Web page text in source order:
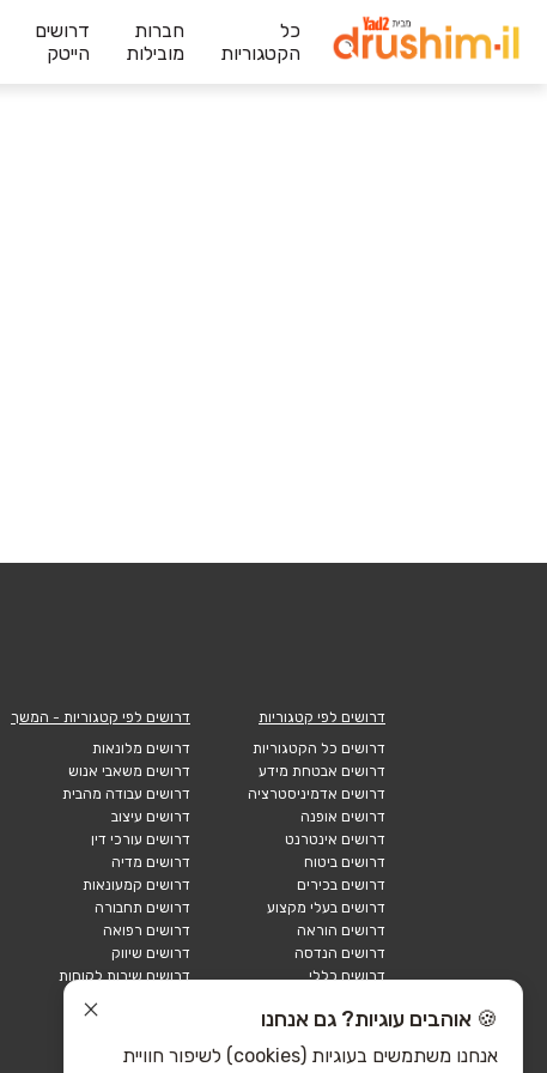
כל
הקטגוריות
חברות
מובילות
דרושים
הייטק
דרושים לפי קטגוריות
דרושים כל הקטגוריות
דרושים אבטחת מידע
דרושים אדמיניסטרציה
דרושים אופנה
דרושים אינטרנט
דרושים ביטוח
דרושים בכירים
דרושים בעלי מקצוע
דרושים הוראה
דרושים הנדסה
דרושים כללי
דרושים לוגיסטיקה
דרושים ביוטק
דרושים מכירות
דרושים לפי קטגוריות - המשך
דרושים מלונאות
דרושים משאבי אנוש
דרושים עבודה מהבית
דרושים עיצוב
דרושים עורכי דין
דרושים מדיה
דרושים קמעונאות
דרושים תחבורה
דרושים רפואה
דרושים שיווק
דרושים שירות לקוחות
הייטק כללי
🍪 אוהבים עוגיות? גם אנחנו
אנחנו משתמשים בעוגיות (cookies) לשיפור חוויית